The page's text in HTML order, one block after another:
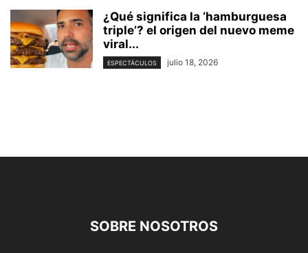
¿Qué significa la ‘hamburguesa
triple’? el origen del nuevo meme
viral...
ESPECTÁCULOS julio 18, 2026
SOBRE NOSOTROS